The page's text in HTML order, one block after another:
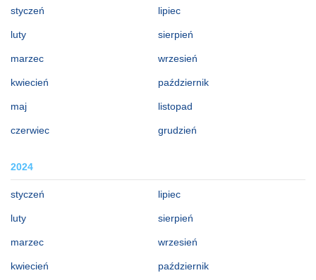
styczeń
luty
marzec
kwiecień
maj
czerwiec
lipiec
sierpień
wrzesień
październik
listopad
grudzień
2024
styczeń
luty
marzec
kwiecień
lipiec
sierpień
wrzesień
październik